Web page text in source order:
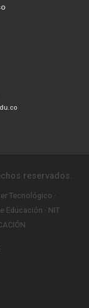
reservados.
Tecnológico ·
Educación · NIT